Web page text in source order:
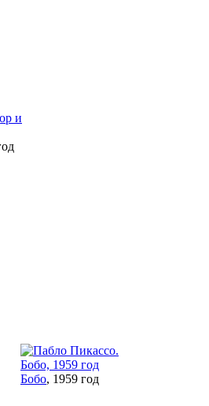
Бобо, 1959 год